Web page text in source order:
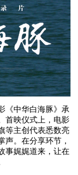
中华白海豚》承
首映仪式上，电影
等主创代表悉数亮
声。在分享环节，
事娓娓道来，让在